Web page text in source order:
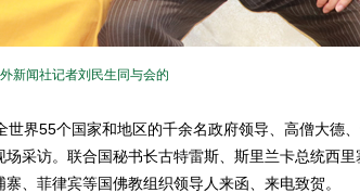
新闻社记者刘民生同与会的
界55个国家和地区的千余名政府领导、高僧大德
采访。联合国秘书长古特雷斯、斯里兰卡总统西
、菲律宾等国佛教组织领导人来函、来电致贺。